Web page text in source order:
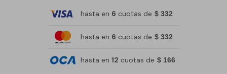
hasta en 6 cuotas de $ 332
hasta en 6 cuotas de $ 332
hasta en 12 cuotas de $ 166